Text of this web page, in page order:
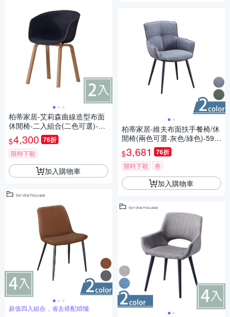
柏蒂家居-艾莉森曲線造型布面
休閒椅-二入組合(二色可選)-59
x42x82cm
$4,300 76折
限時下殺
加入購物車
超值四入組合，省去搭配煩惱
柏蒂家居-維夫布面扶手餐椅/休
閒椅(兩色可選-灰色/綠色)-59x
49x88cm
$3,681 76折
限時下殺 券
加入購物車